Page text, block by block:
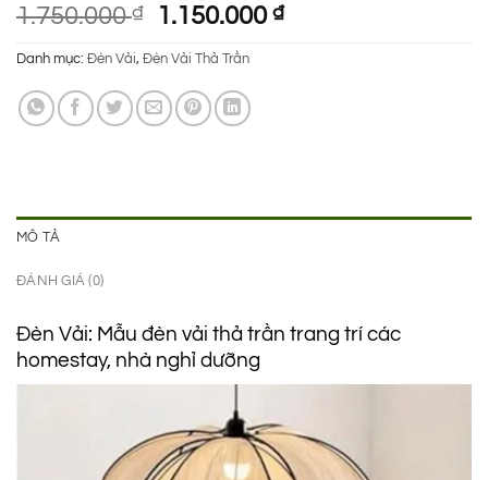
1.750.000₫
Giá
gốc
là:
1.750.000 ₫.
1.150.000₫Giá
hiện
Danh mục: Đèn Vải, Đèn Vải Thả Trần
MÔ TẢ
ĐÁNH GIÁ (0)
Đèn Vải: Mẫu đèn vải thả trần trang trí các
homestay, nhà nghỉ dưỡng